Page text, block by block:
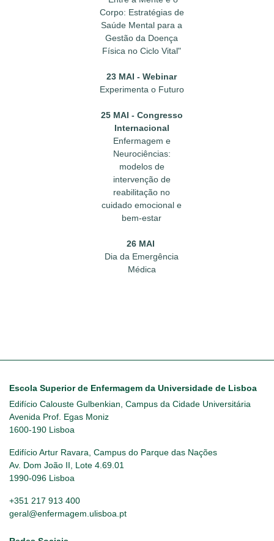
Corpo: Estratégias de
Saúde Mental para a
Gestão da Doença
Física no Ciclo Vital"
23 MAI - Webinar
Experimenta o Futuro
25 MAI - Congresso
Internacional
Enfermagem e
Neurociências:
modelos de
intervenção de
reabilitação no
cuidado emocional e
bem-estar
26 MAI
Dia da Emergência
Médica
Escola Superior de Enfermagem da Universidade de Lisboa
Edifício Calouste Gulbenkian, Campus da Cidade Universitária
Avenida Prof. Egas Moniz
1600-190 Lisboa
Edifício Artur Ravara, Campus do Parque das Nações
Av. Dom João II, Lote 4.69.01
1990-096 Lisboa
+351 217 913 400
geral@enfermagem.ulisboa.pt